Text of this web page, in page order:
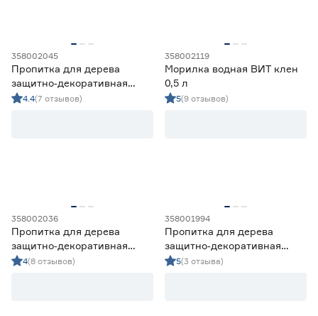
358002045
Пропитка для дерева
защитно‑декоративная
алкидная Lakur палисандр
4.4(7 отзывов)
358002119
Морилка водная ВИТ клен
0,5 л
5(9 отзывов)
358002036
Пропитка для дерева
защитно‑декоративная
алкидная Lakur палисандр
4(8 отзывов)
358001994
Пропитка для дерева
защитно‑декоративная
акриловая Lakur махагон 2
5(3 отзыва)